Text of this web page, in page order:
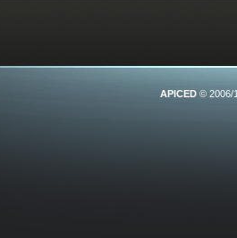
APICED © 2006/